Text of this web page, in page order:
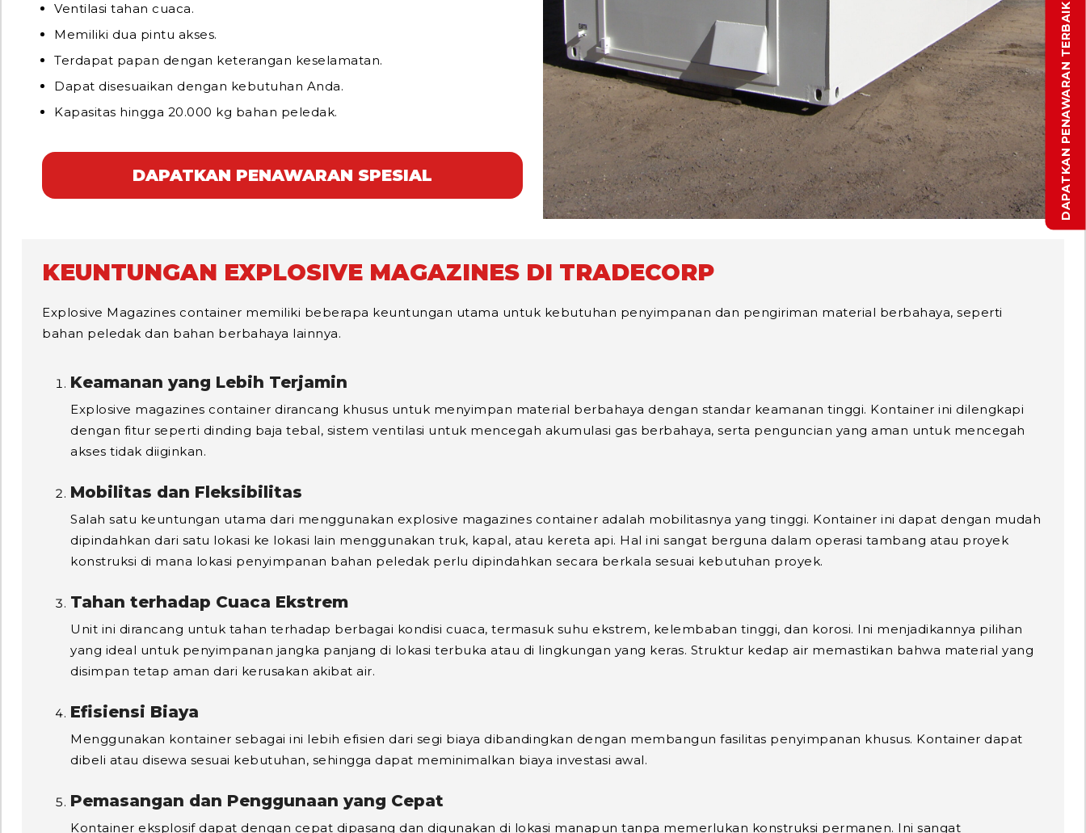
DAPATKAN PENAWARAN TERBAIK
Ventilasi tahan cuaca.
Memiliki dua pintu akses.
Terdapat papan dengan keterangan keselamatan.
Dapat disesuaikan dengan kebutuhan Anda.
Kapasitas hingga 20.000 kg bahan peledak.
DAPATKAN PENAWARAN SPESIAL
KEUNTUNGAN EXPLOSIVE MAGAZINES DI TRADECORP
Explosive Magazines container memiliki beberapa keuntungan utama untuk kebutuhan penyimpanan dan pengiriman material berbahaya, seperti
bahan peledak dan bahan berbahaya lainnya.
Keamanan yang Lebih Terjamin
Explosive magazines container dirancang khusus untuk menyimpan material berbahaya dengan standar keamanan tinggi. Kontainer ini dilengkapi
dengan fitur seperti dinding baja tebal, sistem ventilasi untuk mencegah akumulasi gas berbahaya, serta penguncian yang aman untuk mencegah
akses tidak diiginkan.
Mobilitas dan Fleksibilitas
Salah satu keuntungan utama dari menggunakan explosive magazines container adalah mobilitasnya yang tinggi. Kontainer ini dapat dengan mudah
dipindahkan dari satu lokasi ke lokasi lain menggunakan truk, kapal, atau kereta api. Hal ini sangat berguna dalam operasi tambang atau proyek
konstruksi di mana lokasi penyimpanan bahan peledak perlu dipindahkan secara berkala sesuai kebutuhan proyek.
Tahan terhadap Cuaca Ekstrem
Unit ini dirancang untuk tahan terhadap berbagai kondisi cuaca, termasuk suhu ekstrem, kelembaban tinggi, dan korosi. Ini menjadikannya pilihan
yang ideal untuk penyimpanan jangka panjang di lokasi terbuka atau di lingkungan yang keras. Struktur kedap air memastikan bahwa material yang
disimpan tetap aman dari kerusakan akibat air.
Efisiensi Biaya
Menggunakan kontainer sebagai ini lebih efisien dari segi biaya dibandingkan dengan membangun fasilitas penyimpanan khusus. Kontainer dapat
dibeli atau disewa sesuai kebutuhan, sehingga dapat meminimalkan biaya investasi awal.
Pemasangan dan Penggunaan yang Cepat
Kontainer eksplosif dapat dengan cepat dipasang dan digunakan di lokasi manapun tanpa memerlukan konstruksi permanen. Ini sangat